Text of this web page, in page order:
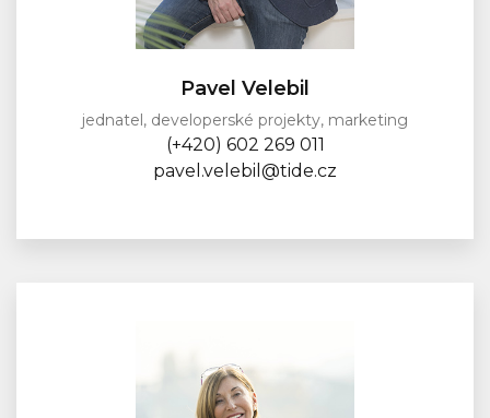
Pavel Velebil
jednatel, developerské projekty, marketing
(+420) 602 269 011
pavel.velebil@tide.cz